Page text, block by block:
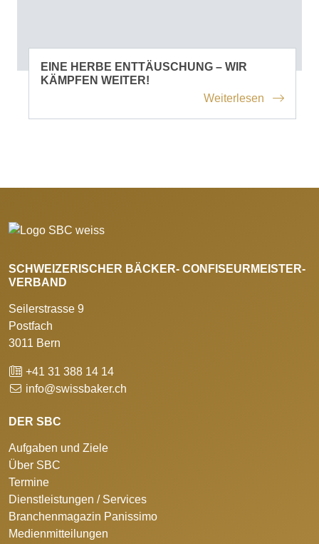
EINE HERBE ENTTÄUSCHUNG – WIR
KÄMPFEN WEITER!
Weiterlesen
SCHWEIZERISCHER BÄCKER- CONFISEURMEISTER-
VERBAND
Seilerstrasse 9
Postfach
3011 Bern
+41 31 388 14 14
info@swissbaker.ch
DER SBC
Aufgaben und Ziele
Über SBC
Termine
Dienstleistungen / Services
Branchenmagazin Panissimo
Medienmitteilungen